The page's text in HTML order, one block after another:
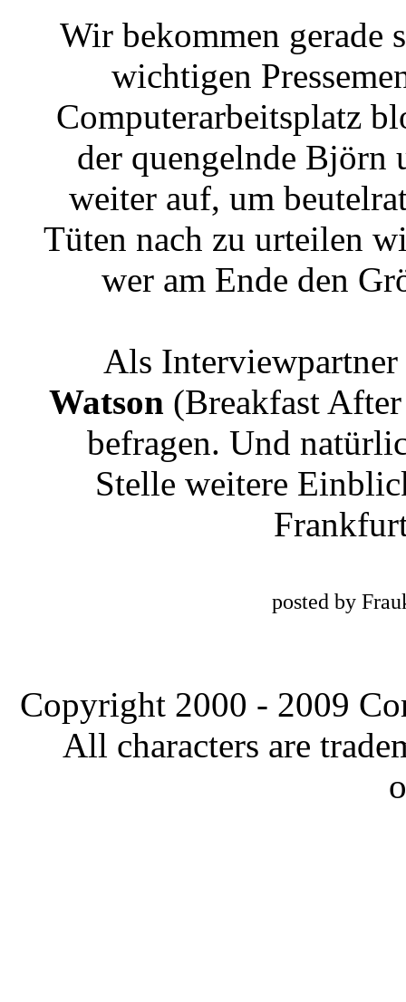
Wir bekommen gerade
wichtigen
Computerarbeitsplatz
der quengelnde Björn
weiter auf, um
Tüten nach zu urteilen
wer am Ende den
Als
Watson (Breakfast
befragen. Und
Stelle weitere
posted by
Copyright 2000 - 2009
All characters are